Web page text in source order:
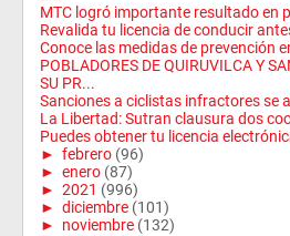
MTC logró importante resultado en
Revalida tu licencia de conducir
Conoce las medidas de prevención
POBLADORES DE QUIRUVILCA Y
SU PR...
Sanciones a ciclistas infractores se
La Libertad: Sutran clausura dos
Puedes obtener tu licencia
► febrero (96)
► enero (87)
► 2021 (996)
► diciembre (101)
► noviembre (132)